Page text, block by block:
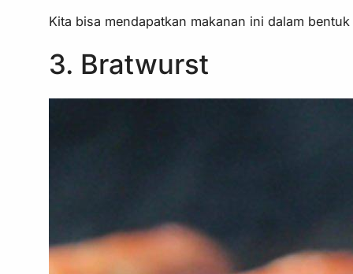
Kita bisa mendapatkan makanan ini dalam
3. Bratwurst